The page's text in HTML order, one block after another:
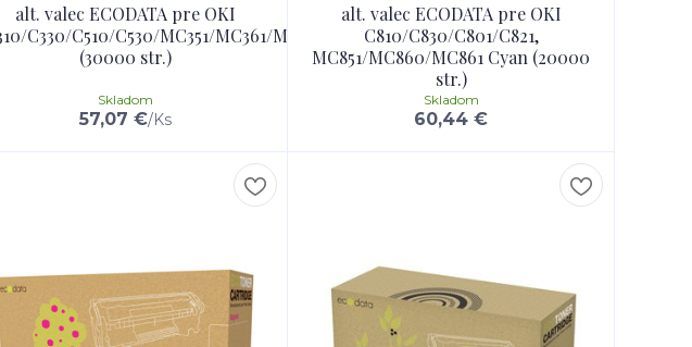
alt. valec ECODATA pre OKI
C330/C510/C530/MC351/MC361/MC561
(30000 str.)
57,07 €/Ks
Skladom
alt. valec ECODATA pre OKI
C810/C830/C801/C821,
MC851/MC860/MC861 Cyan (20000
str.)
60,44 €
Skladom